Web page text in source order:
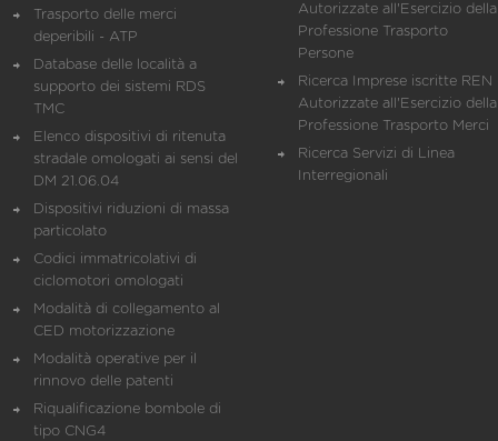
Trasporto delle merci
deperibili - ATP
Database delle località a
supporto dei sistemi RDS
TMC
Elenco dispositivi di ritenuta
stradale omologati ai sensi del
DM 21.06.04
Dispositivi riduzioni di massa
particolato
Codici immatricolativi di
ciclomotori omologati
Modalità di collegamento al
CED motorizzazione
Modalità operative per il
rinnovo delle patenti
Riqualificazione bombole di
tipo CNG4
Autorizzate all'Esercizio della
Professione Trasporto
Persone
Ricerca Imprese iscritte REN
Autorizzate all'Esercizio della
Professione Trasporto Merci
Ricerca Servizi di Linea
Interregionali